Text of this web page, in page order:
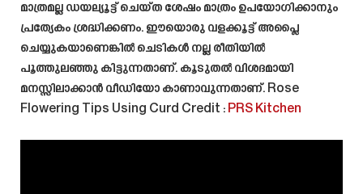
മാത്രമല്ല ഡയല്യൂട്ട് ചെയ്ത ശേഷം മാത്രം ഉപയോഗിക്കാനും
പ്രത്യേകം ശ്രദ്ധിക്കണം. ഈയൊരു വളക്കൂട്ട് അപ്ലൈ
ചെയ്യുകയാണെങ്കിൽ ചെടികൾ നല്ല രീതിയിൽ
പൂത്തുലഞ്ഞു കിട്ടുന്നതാണ്. കൂടുതൽ വിശദമായി
മനസ്സിലാക്കാൻ വീഡിയോ കാണാവുന്നതാണ്. Rose
Flowering Tips Using Curd Credit : PRS Kitchen